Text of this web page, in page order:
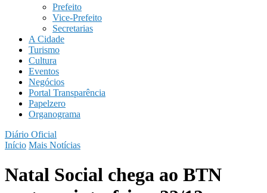
Prefeito
Vice-Prefeito
Secretarias
A Cidade
Turismo
Cultura
Eventos
Negócios
Portal Transparência
Papelzero
Organograma
Diário Oficial
Início Mais Notícias
Natal Social chega ao BTN